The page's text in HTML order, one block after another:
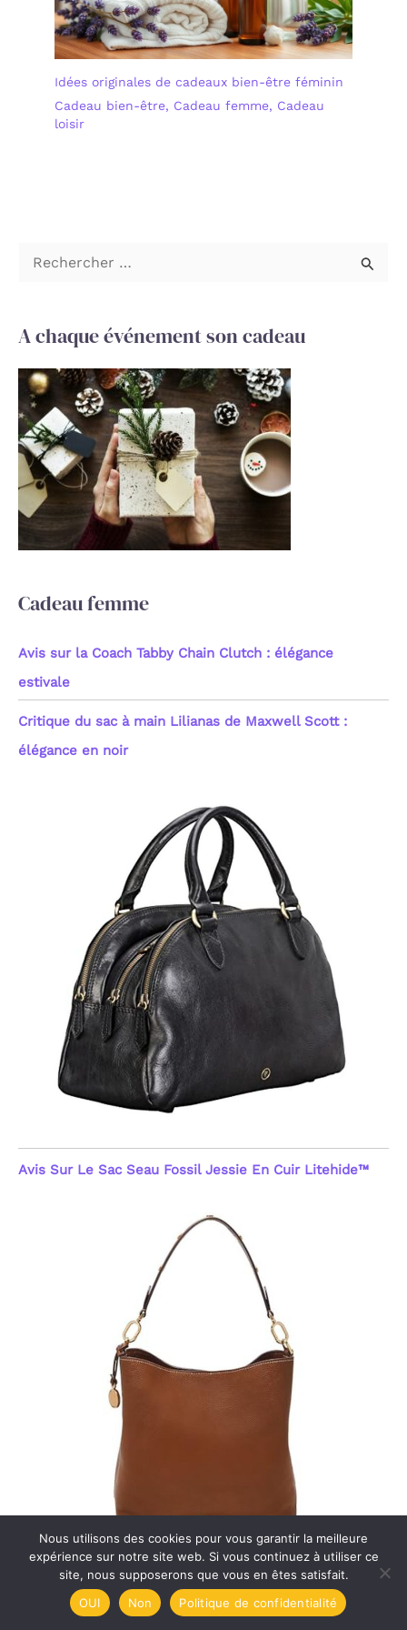
Idées originales de cadeaux bien-être féminin
Cadeau bien-être, Cadeau femme, Cadeau
loisir
c
e
r
c
A chaque événement son cadeau
Cadeau femme
Avis sur la Coach Tabby Chain Clutch : élégance
estivale
Critique du sac à main Lilianas de Maxwell Scott :
élégance en noir
Avis Sur Le Sac Seau Fossil Jessie En Cuir Litehide™
Avis sur le sac Campomaggi Boston Ribes Nero
Nous utilisons des cookies pour vous garantir la meilleure
expérience sur notre site web. Si vous continuez à utiliser ce
site, nous supposerons que vous en êtes satisfait.
OUI
Non Politique de confidentialité